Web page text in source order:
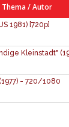
Thema/Autor
1981) [720p]
Kleinstadt"
- 720/1080